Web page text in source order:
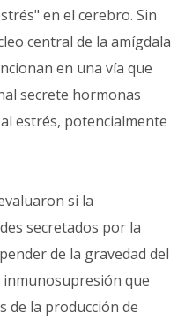
en el cerebro. Sin
central de la amígdala
en una vía que
secrete hormonas
estrés, potencialmente
si la
secretados por la
de la gravedad del
que
de la producción de